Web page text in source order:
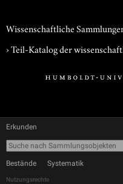
Wissenschaftliche
› Teil-Katalog der
Erkunden
Bestände Systematik
Nutzungsrechte